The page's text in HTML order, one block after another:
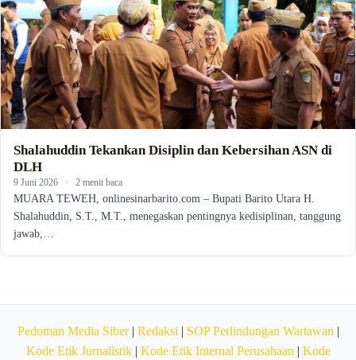
Shalahuddin Tekankan Disiplin dan Kebersihan ASN di
DLH
9 Juni 2026 · 2 menit baca
MUARA TEWEH, onlinesinarbarito.com – Bupati Barito Utara H.
Shalahuddin, S.T., M.T., menegaskan pentingnya kedisiplinan, tanggung
jawab,…
Pedoman Media Siber| Redaksi | SOP Perlindungan Wartawan |
Kode Etik Jurnalistik| Kode Etik Internal Perusahaan | Kode